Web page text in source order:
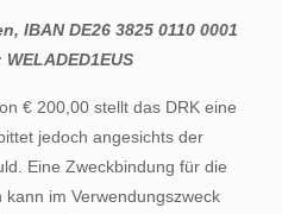
IBAN DE26 3825 0110 0001
€ 200,00 stellt das DRK eine
jedoch angesichts der
Eine Zweckbindung für die
im Verwendungszweck